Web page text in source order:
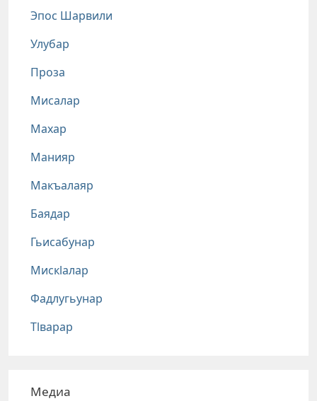
Эпос Шарвили
Улубар
Проза
Мисалар
Махар
Манияр
Макъалаяр
Баядар
Гьисабунар
Мискlалар
Фадлугьунар
Тlварар
Медиа